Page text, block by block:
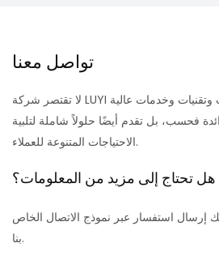
تواصل معنا
لا تقتصر شركة LUYI على تزويد العملاء بمنتجات وتقنيات وخدمات عالية
فحسب، بل تقدم أيضًا حلولاً شاملة لتلبية
الاحتياجات المتنوعة للعملاء.
هل تحتاج إلى مزيد من المعلومات؟
إرسال استفسار عبر نموذج الاتصال الخاص
بنا.